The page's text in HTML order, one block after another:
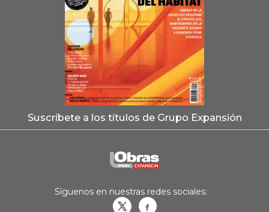
Suscríbete a los títulos de Grupo Expansión
Síguenos en nuestras redes sociales: